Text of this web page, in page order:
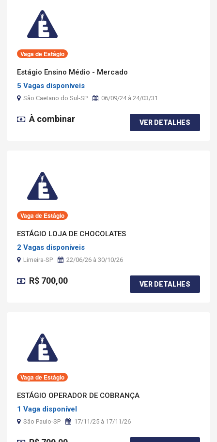
Vaga de Estágio
Estágio Ensino Médio - Mercado
5 Vagas disponíveis
São Caetano do Sul-SP 06/09/24 à 24/03/31
À combinar VER DETALHES
Vaga de Estágio
ESTÁGIO LOJA DE CHOCOLATES
2 Vagas disponíveis
Limeira-SP 22/06/26 à 30/10/26
R$ 700,00 VER DETALHES
Vaga de Estágio
ESTÁGIO OPERADOR DE COBRANÇA
1 Vaga disponível
São Paulo-SP 17/11/25 à 17/11/26